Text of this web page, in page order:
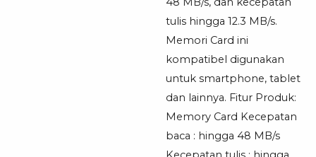
tulis hingga 12.3 MB/s.
Memori Card ini
kompatibel digunakan
untuk smartphone, tablet
dan lainnya. Fitur Produk:
Memory Card Kecepatan
baca : hingga 48 MB/s